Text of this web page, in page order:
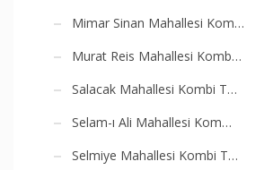
Mimar Sinan Mahallesi Kom…
Murat Reis Mahallesi Komb…
Salacak Mahallesi Kombi T…
Selam-ı Ali Mahallesi Kom…
Selmiye Mahallesi Kombi T…